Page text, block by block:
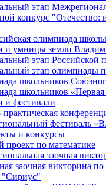
этап
конкурс "Отечество:
олимпиада
и умницы земли
этап Российской
этап
школьников
школьников «Первая
и фестивали
фестиваль
и конкурсы
проект по математике
заочная
заочная викторина